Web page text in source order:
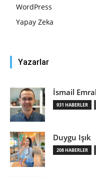
WordPress
Yapay Zeka
Yazarlar
İsmail
931 HABERLER
Duygu Işık
208 HABERLER